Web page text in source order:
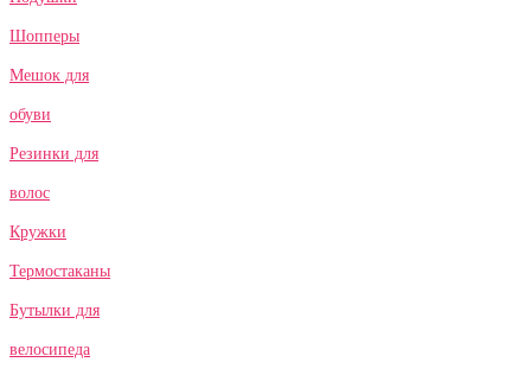
Шопперы
Мешок для
обуви
Резинки для
волос
Кружки
Термостаканы
Бутылки для
велосипеда